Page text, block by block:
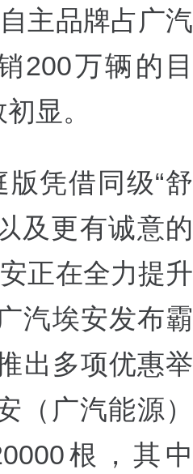
主品牌占广汽
200万辆的目
显。
凭借同级“舒
及更有诚意的
正在全力提升
汽埃安发布霸
出多项优惠举
（广汽能源）
根，其中